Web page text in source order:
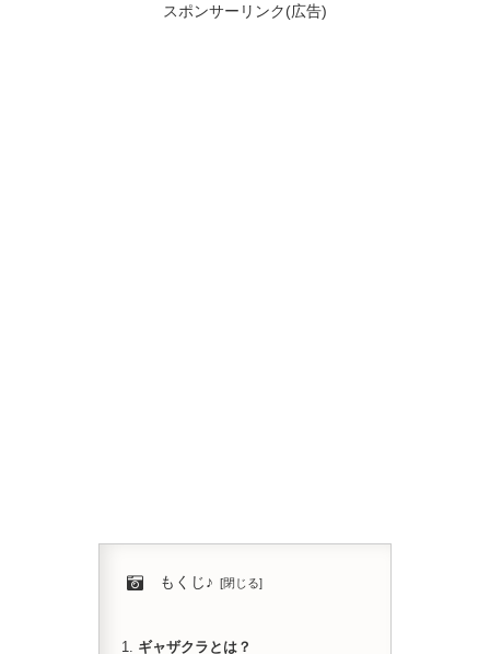
スポンサーリンク(広告)
もくじ♪
ギャザクラとは？